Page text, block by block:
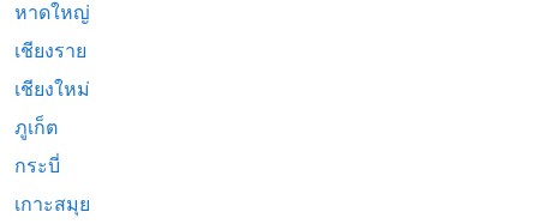
หาดใหญ่
เชียงราย
เชียงใหม่
ภูเก็ต
กระบี่
เกาะสมุย